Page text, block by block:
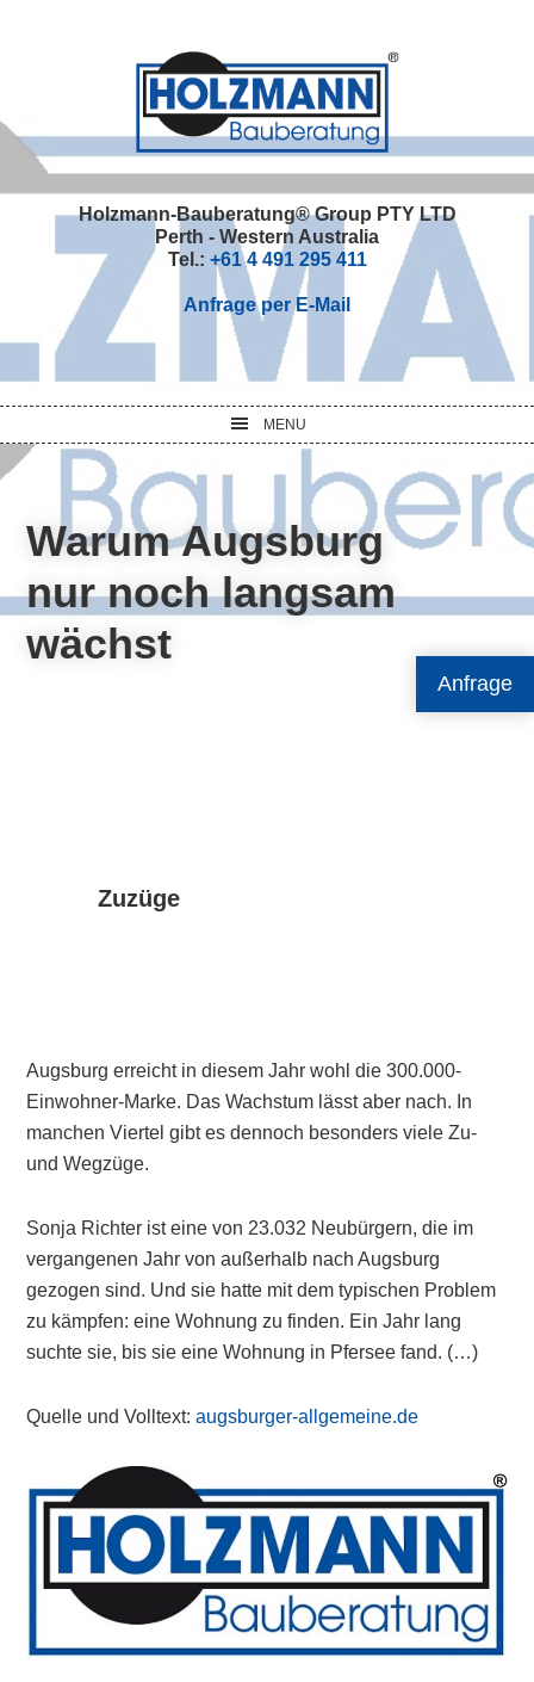
Anfrage
Holzmann-Bauberatung® Group PTY LTD
Perth - Western Australia
Tel.: +61 4 491 295 411
Anfrage per E-Mail
MENU
Warum Augsburg
nur noch langsam
wächst
Zuzüge
Augsburg erreicht in diesem Jahr wohl die 300.000-
Einwohner-Marke. Das Wachstum lässt aber nach. In
manchen Viertel gibt es dennoch besonders viele Zu-
und Wegzüge.
Sonja Richter ist eine von 23.032 Neubürgern, die im
vergangenen Jahr von außerhalb nach Augsburg
gezogen sind. Und sie hatte mit dem typischen Problem
zu kämpfen: eine Wohnung zu finden. Ein Jahr lang
suchte sie, bis sie eine Wohnung in Pfersee fand. (…)
Quelle und Volltext:augsburger-allgemeine.de
Primary
Sidebar